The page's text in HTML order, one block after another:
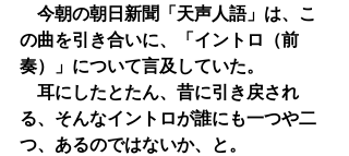
今朝の朝日新聞「天声人語」は、こ
の曲を引き合いに、「イントロ（前
奏）」について言及していた。
耳にしたとたん、昔に引き戻され
る、そんなイントロが誰にも一つや二
つ、あるのではないか、と。